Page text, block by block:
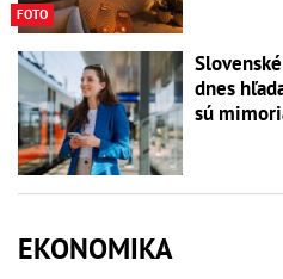
FOTO
dnes
sú
EKONOMIKA